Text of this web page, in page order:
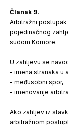
Članak 9.
Arbitražni
pojedinačnog
sudom Komore.
U zahtjevu se
- imena stranaka u
- međusobni spor,
- imenovanje
Ako zahtjev iz
arbitražnom